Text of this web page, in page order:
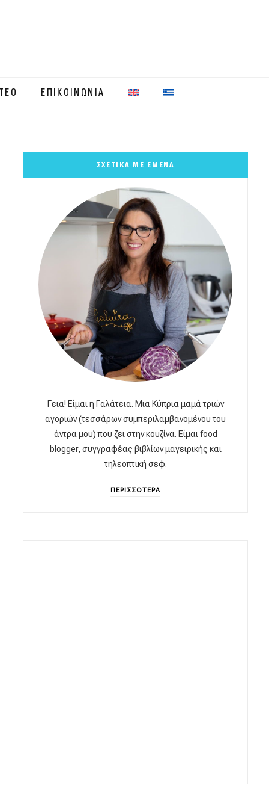
ΕΠΙΚΟΙΝΩΝΙΑ
ΣΧΕΤΙΚΑ ΜΕ ΕΜΕΝΑ
Γεια! Είμαι η Γαλάτεια. Μια Κύπρια μαμά τριών
αγοριών (τεσσάρων συμπεριλαμβανομένου του
άντρα μου) που ζει στην κουζίνα. Είμαι food
blogger, συγγραφέας βιβλίων μαγειρικής και
τηλεοπτική σεφ.
ΠΕΡΙΣΣΟΤΕΡΑ